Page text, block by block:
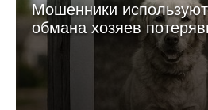
Мошенники
обмана хозяев